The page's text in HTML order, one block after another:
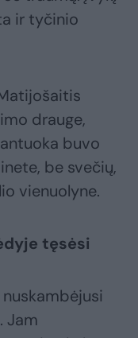
ir tyčinio
drauge,
buvo
be svečių,
vienuolyne.
tęsėsi
Jam